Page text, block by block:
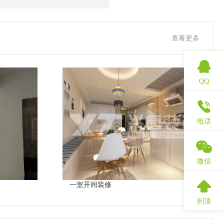
查看更多
一室开间装修
QQ
电话
微信
到顶